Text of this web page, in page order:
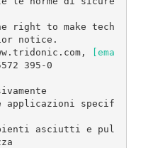
[ema
395-0
applicazioni specif
asciutti e pul